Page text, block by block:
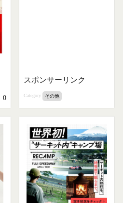
0
スポンサーリンク
Category その他